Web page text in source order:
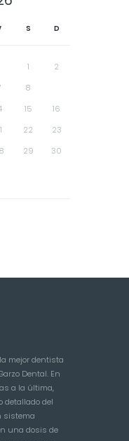
S D
1
2
8
15
16
22
23
29
30
mejor dentista
Dental. En
a la última,
detallado del
sistema
una dosis de